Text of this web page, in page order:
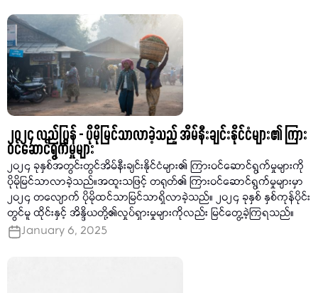
၂၀၂၄ လည်ပြန် - ပိုမိုမြင်သာလာခဲ့သည့် အိမ်နီးချင်းနိုင်ငံများ၏ ကြား
ဝင်ဆောင်ရွက်မှုများ
၂၀၂၄ ခုနှစ်အတွင်းတွင်အိမ်နီးချင်းနိုင်ငံများ၏ ကြားဝင်ဆောင်ရွက်မှုများကို
ပိုမိုမြင်သာလာခဲ့သည်။အထူးသဖြင့် တရုတ်၏ ကြားဝင်ဆောင်ရွက်မှုများမှာ
၂၀၂၄ တလျောက် ပိုမိုထင်သာမြင်သာရှိလာခဲ့သည်။ ၂၀၂၄ ခုနှစ် နှစ်ကုန်ပိုင်း
တွင်မူ ထိုင်းနှင့် အိန္ဒိယတို့၏လှုပ်ရှားမှုများကိုလည်း မြင်တွေ့ခဲ့ကြရသည်။
January 6, 2025